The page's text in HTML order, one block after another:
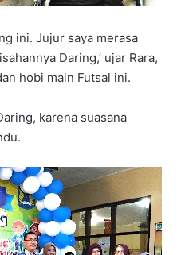
ini. Jujur saya merasa
Daring,’ ujar Rara,
hobi main Futsal ini.
karena suasana